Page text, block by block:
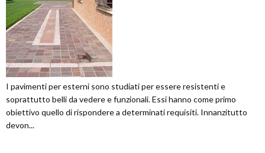
I pavimenti per esterni sono studiati per essere resistenti e
soprattutto belli da vedere e funzionali. Essi hanno come primo
obiettivo quello di rispondere a determinati requisiti. Innanzitutto
devon...